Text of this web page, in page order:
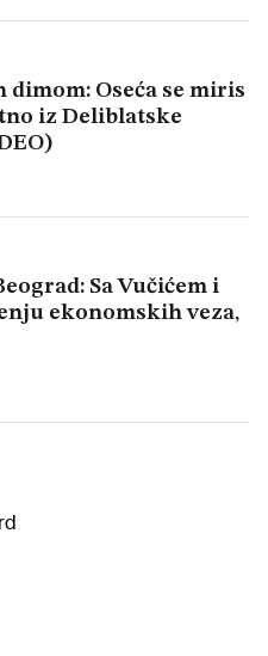
Oseća se miris
iz Deliblatske
Sa Vučićem i
ekonomskih veza,